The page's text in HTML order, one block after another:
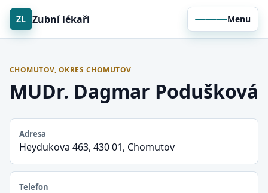
ZL Zubní lékaři Menu
CHOMUTOV, OKRES CHOMUTOV
MUDr. Dagmar Podušková
Adresa
Heydukova 463, 430 01, Chomutov
Telefon